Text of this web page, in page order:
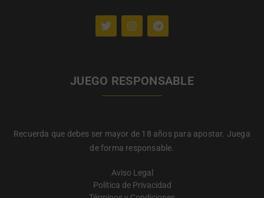
JUEGO RESPONSABLE
Recuerda que debes ser mayor de 18 años para apostar. Juega
de forma responsable.
Aviso Legal
Política de Privacidad